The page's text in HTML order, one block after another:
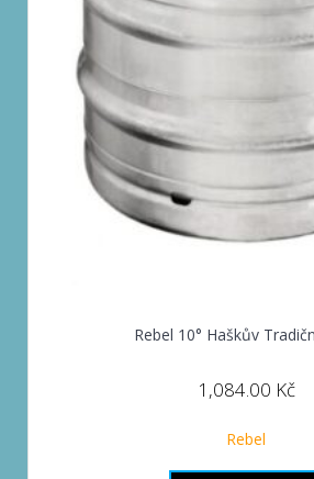
Rebel 10° Haškův
1,084.00 Kč
Rebel